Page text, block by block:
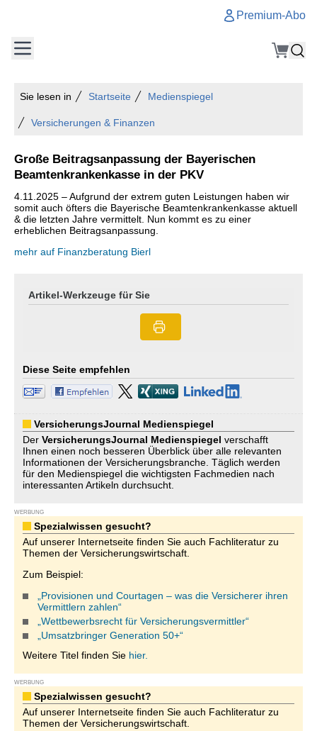
Premium-Abo
Sie lesen in Startseite Medienspiegel
Versicherungen & Finanzen
Große Beitragsanpassung der Bayerischen
Beamtenkrankenkasse in der PKV
4.11.2025 – Aufgrund der extrem guten Leistungen haben wir
somit auch öfters die Bayerische Beamtenkrankenkasse aktuell
& die letzten Jahre vermittelt. Nun kommt es zu einer
erheblichen Beitragsanpassung.
mehr auf Finanzberatung Bierl
Artikel-Werkzeuge für Sie
Diese Seite empfehlen
VersicherungsJournal Medienspiegel
Der VersicherungsJournal Medienspiegel verschafft
Ihnen einen noch besseren Überblick über alle relevanten
Informationen der Versicherungsbranche. Täglich werden
für den Medienspiegel die wichtigsten Fachmedien nach
interessanten Artikeln durchsucht.
WERBUNG
Spezialwissen gesucht?
Auf unserer Internetseite finden Sie auch Fachliteratur zu
Themen der Versicherungswirtschaft.
Zum Beispiel:
„Provisionen und Courtagen – was die Versicherer ihren
Vermittlern zahlen“
„Wettbewerbsrecht für Versicherungsvermittler“
„Umsatzbringer Generation 50+“
Weitere Titel finden Sie hier.
WERBUNG
Spezialwissen gesucht?
Auf unserer Internetseite finden Sie auch Fachliteratur zu
Themen der Versicherungswirtschaft.